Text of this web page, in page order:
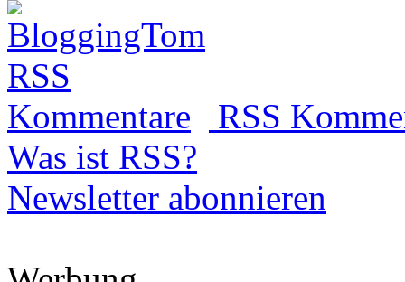
RSS
Was ist RSS?
Newsletter abonnieren